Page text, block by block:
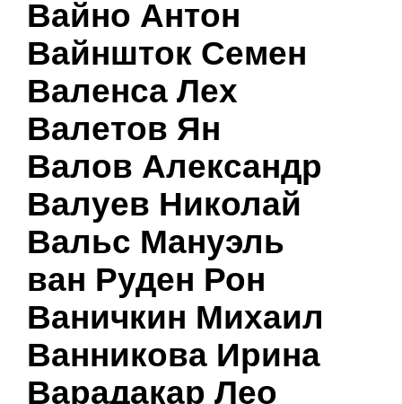
Вайно Антон
Вайншток Семен
Валенса Лех
Валетов Ян
Валов Александр
Валуев Николай
Вальс Мануэль
ван Руден Рон
Ваничкин Михаил
Ванникова Ирина
Варадакар Лео